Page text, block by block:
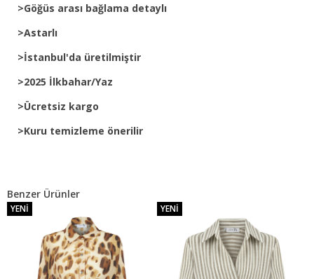
>Göğüs arası bağlama detaylı
>Astarlı
>İstanbul'da üretilmiştir
>2025 İlkbahar/Yaz
>Ücretsiz kargo
>Kuru temizleme önerilir
Benzer Ürünler
YENI YENI